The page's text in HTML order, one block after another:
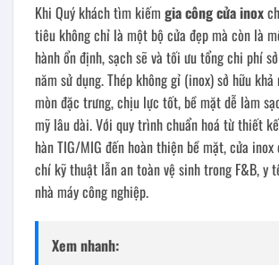
Khi Quý khách tìm kiếm gia công cửa inox
tiêu không chỉ là một bộ cửa đẹp mà còn là
hành ổn định, sạch sẽ và tối ưu tổng chi phí
năm sử dụng. Thép không gỉ (inox) sở hữu khả
mòn đặc trưng, chịu lực tốt, bề mặt dễ làm
mỹ lâu dài. Với quy trình chuẩn hoá từ thiết
hàn TIG/MIG đến hoàn thiện bề mặt, cửa
chí kỹ thuật lẫn an toàn vệ sinh trong F&B, y
nhà máy công nghiệp.
Xem nhanh: